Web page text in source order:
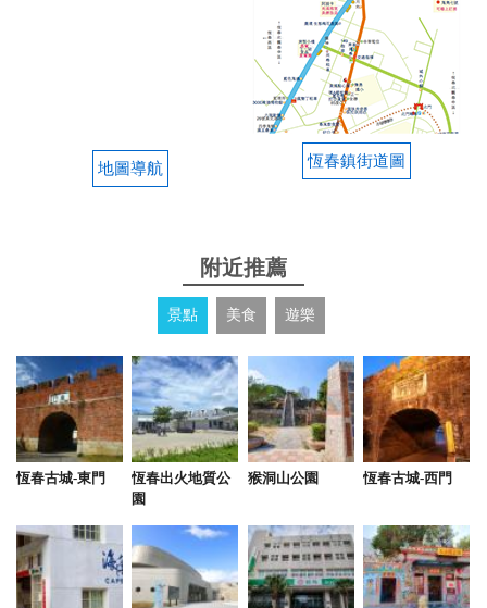
房間乾淨、配備完整、還會再來哦！
from google
2023-06-11 19:07:05
老闆娘很美很年輕，也會立即協助解決問題，很開心
2023-03-23 07:19:54
from google
2023-02-15 18:09:20
年輕老闆娘很親切，乾淨的民宿，整潔清爽，入住後
覺得真的物超所值……，衷心推薦
from google
地圖導航 恆春鎮街道圖
附近推薦
景點 美食 遊樂
恆春古城-東門
恆春出火地質公
園
猴洞山公園 恆春古城-西門